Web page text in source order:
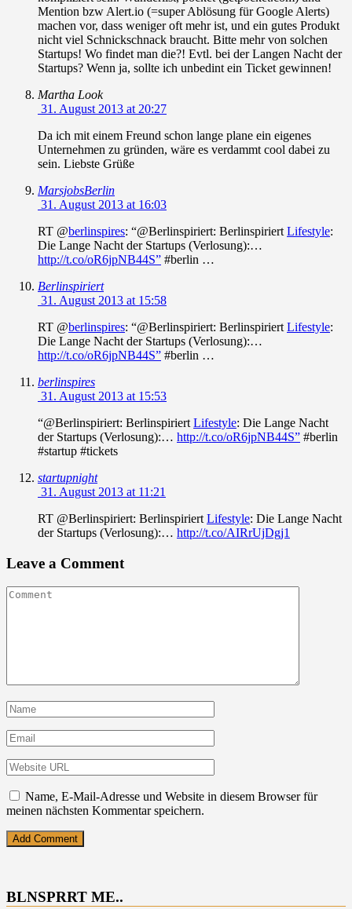
Mention bzw Alert.io (=super Ablösung für Google Alerts)
machen vor, dass weniger oft mehr ist, und ein gutes Produkt
nicht viel Schnickschnack braucht. Bitte mehr von solchen
Startups! Wo findet man die?! Evtl. bei der Langen Nacht der
Startups? Wenn ja, sollte ich unbedint ein Ticket gewinnen!
Martha Look
31. August 2013 at 20:27
Da ich mit einem Freund schon lange plane ein eigenes
Unternehmen zu gründen, wäre es verdammt cool dabei zu
sein. Liebste Grüße
MarsjobsBerlin
31. August 2013 at 16:03
RT @berlinspires: “@Berlinspiriert: Berlinspiriert Lifestyle:
Die Lange Nacht der Startups (Verlosung):…
http://t.co/oR6jpNB44S” #berlin …
Berlinspiriert
31. August 2013 at 15:58
RT @berlinspires: “@Berlinspiriert: Berlinspiriert Lifestyle:
Die Lange Nacht der Startups (Verlosung):…
http://t.co/oR6jpNB44S” #berlin …
berlinspires
31. August 2013 at 15:53
“@Berlinspiriert: Berlinspiriert Lifestyle: Die Lange Nacht
der Startups (Verlosung):… http://t.co/oR6jpNB44S” #berlin
#startup #tickets
startupnight
31. August 2013 at 11:21
RT @Berlinspiriert: Berlinspiriert Lifestyle: Die Lange Nacht
der Startups (Verlosung):… http://t.co/AIRrUjDgj1
Leave a Comment
Name, E-Mail-Adresse und Website in diesem Browser für
meinen nächsten Kommentar speichern.
BLNSPRRT ME..